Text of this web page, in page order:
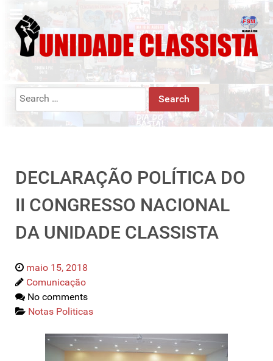
Search
DECLARAÇÃO POLÍTICA DO
II CONGRESSO NACIONAL
DA UNIDADE CLASSISTA
maio 15, 2018
Comunicação
No comments
Notas Politicas